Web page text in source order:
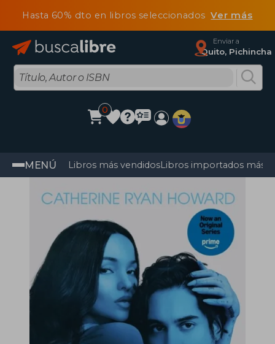
Hasta 60% dto en libros seleccionadosVer más
Enviar a
Quito, Pichincha
0
MENÚ Libros más vendidosLibros importados más